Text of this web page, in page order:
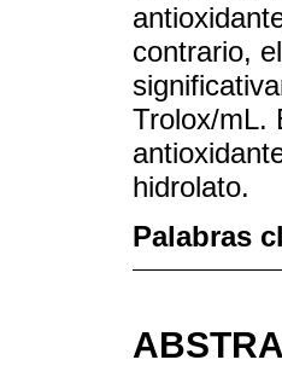
contrario,
Trolox/mL.
hidrolato.
Palabras